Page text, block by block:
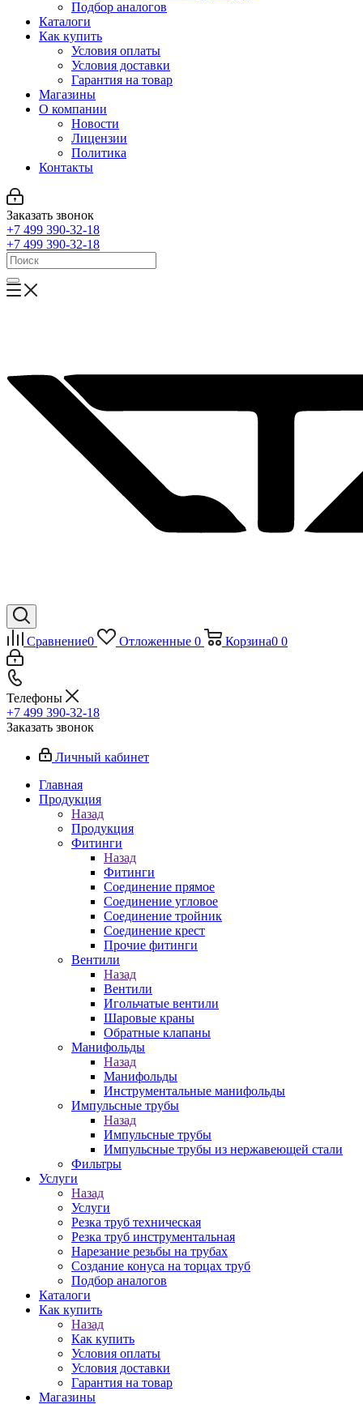
Подбор аналогов
Каталоги
Как купить
Условия оплаты
Условия доставки
Гарантия на товар
Магазины
О компании
Новости
Лицензии
Политика
Контакты
Заказать звонок
+7 499 390-32-18
+7 499 390-32-18
Сравнение0 Отложенные 0 Корзина0 0
Телефоны
+7 499 390-32-18
Заказать звонок
Личный кабинет
Главная
Продукция
Назад
Продукция
Фитинги
Назад
Фитинги
Соединение прямое
Соединение угловое
Соединение тройник
Соединение крест
Прочие фитинги
Вентили
Назад
Вентили
Игольчатые вентили
Шаровые краны
Обратные клапаны
Манифольды
Назад
Манифольды
Инструментальные манифольды
Импульсные трубы
Назад
Импульсные трубы
Импульсные трубы из нержавеющей стали
Фильтры
Услуги
Назад
Услуги
Резка труб техническая
Резка труб инструментальная
Нарезание резьбы на трубах
Создание конуса на торцах труб
Подбор аналогов
Каталоги
Как купить
Назад
Как купить
Условия оплаты
Условия доставки
Гарантия на товар
Магазины